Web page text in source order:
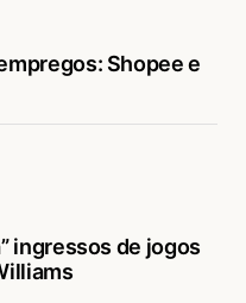
Shopee e
ingressos de jogos